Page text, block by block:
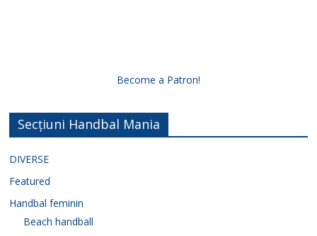
e
o
Become a Patron!
Secțiuni Handbal Mania
DIVERSE
Featured
Handbal feminin
Beach handball